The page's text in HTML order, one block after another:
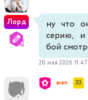
Лорд
ну что
серию, и
бой
28 мая 2026 11:47
aran 33